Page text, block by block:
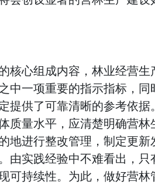
核心组成内容，林业经营
一项重要的指示指标，同
提供了可靠清晰的参考依
质量水平，应清楚明确营
地进行整改管理，制定更
由实践经验中不难看出，只
可持续性。为此，做好营林